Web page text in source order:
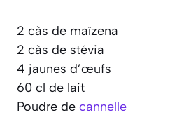
2 càs de maïzena
2 càs de stévia
4 jaunes d’œufs
60 cl de lait
Poudre de cannelle